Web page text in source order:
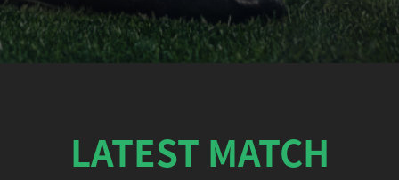
LATEST MATCH